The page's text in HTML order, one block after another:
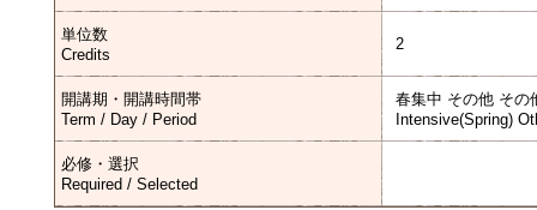
単位数
Credits
2
開講期・開講時間帯
Term / Day / Period
春集中 その他 その
Intensive(Spring)
必修・選択
Required / Selected